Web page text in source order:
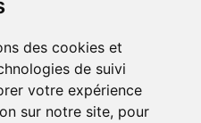
des cookies et
de suivi
votre expérience
sur notre site, pour